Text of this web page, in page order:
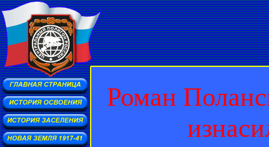
Роман